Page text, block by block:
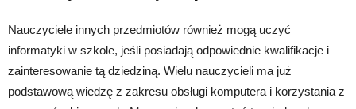
Nauczyciele innych przedmiotów również mogą uczyć
informatyki w szkole, jeśli posiadają odpowiednie kwalifikacje i
zainteresowanie tą dziedziną. Wielu nauczycieli ma już
podstawową wiedzę z zakresu obsługi komputera i korzystania z